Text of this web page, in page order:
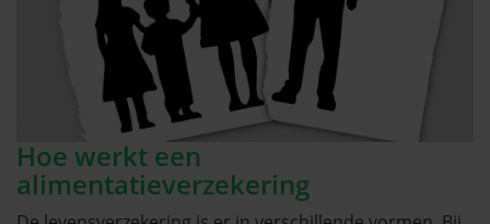
Hoe werkt een
alimentatieverzekering